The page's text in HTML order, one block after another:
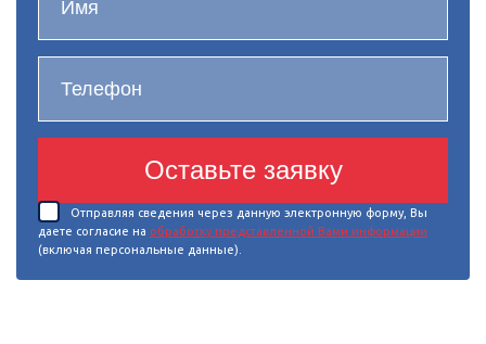
Оставьте заявку
Отправляя сведения через данную электронную форму, Вы
даете согласие на обработку представленной Вами информации
(включая персональные данные).